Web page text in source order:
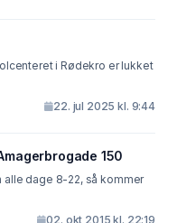
i Rødekro er lukket
22. jul 2025 kl. 9:44
150
alle dage 8-22, så kommer
02. okt 2015 kl. 22:19